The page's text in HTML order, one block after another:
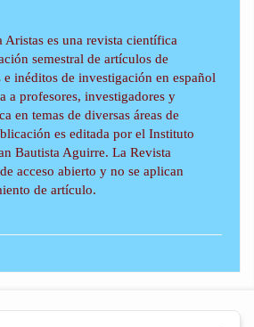
es una revista científica
semestral de artículos de
inéditos de investigación en español
a profesores, investigadores y
en temas de diversas áreas de
es editada por el Instituto
Bautista Aguirre. La Revista
acceso abierto y no se aplican
de artículo.